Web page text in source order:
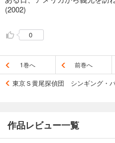
(2002)
0
1巻へ 前巻へ
東京Ｓ黄尾探偵団 シンギング・
作品レビュー一覧